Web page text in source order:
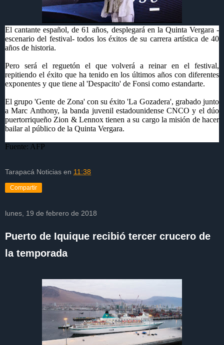
El cantante español, de 61 años, desplegará en la Quinta Vergara -
escenario del festival- todos los éxitos de su carrera artística de 40
años de historia.
Pero será el reguetón el que volverá a reinar en el festival,
repitiendo el éxito que ha tenido en los últimos años con diferentes
exponentes y que tiene al 'Despacito' de Fonsi como estandarte.
El grupo 'Gente de Zona' con su éxito 'La Gozadera', grabado junto
a Marc Anthony, la banda juvenil estadounidense CNCO y el dúo
puertorriqueño Zion & Lennox tienen a su cargo la misión de hacer
bailar al público de la Quinta Vergara.
Fuente: AFP
Tarapacá Noticias en 11:38
Compartir
lunes, 19 de febrero de 2018
Puerto de Iquique recibió tercer crucero de
la temporada